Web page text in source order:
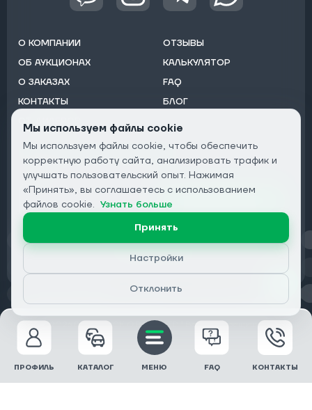
О КОМПАНИИ
ОБ АУКЦИОНАХ
О ЗАКАЗАХ
КОНТАКТЫ
ОТЗЫВЫ
КАЛЬКУЛЯТОР
FAQ
БЛОГ
Подписаться на рассылку:
Email
Конфиденциальность
© 2026 DRIVECLICK GROUP LTD | Все права защищены
ПРОФИЛЬ КАТАЛОГ МЕНЮ FAQ КОНТАКТЫ
Мы используем файлы cookie
Мы используем файлы cookie, чтобы обеспечить
корректную работу сайта, анализировать трафик и
улучшать пользовательский опыт. Нажимая
«Принять», вы соглашаетесь с использованием
файлов cookie. Узнать больше
Принять
Настройки
Отклонить